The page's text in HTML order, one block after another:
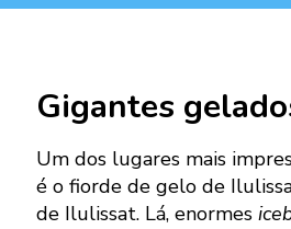
Gigantes
Um dos lugares mais
é o fiorde de gelo de
de Ilulissat. Lá, enormes